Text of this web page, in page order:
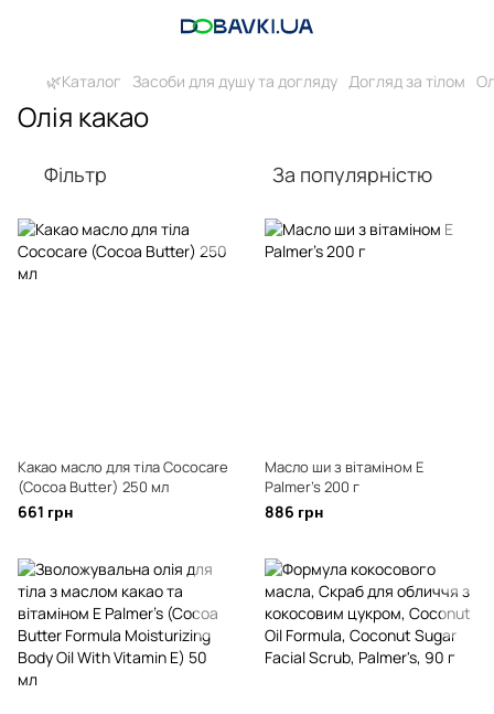
🌿Каталог Засоби для душу та догляду Догляд за тілом
Олія какао
Фільтр За популярністю
Какао масло для тіла Cococare
(Cocoa Butter) 250 мл
661 грн
Масло ши з вітаміном Е
Palmer's 200 г
886 грн